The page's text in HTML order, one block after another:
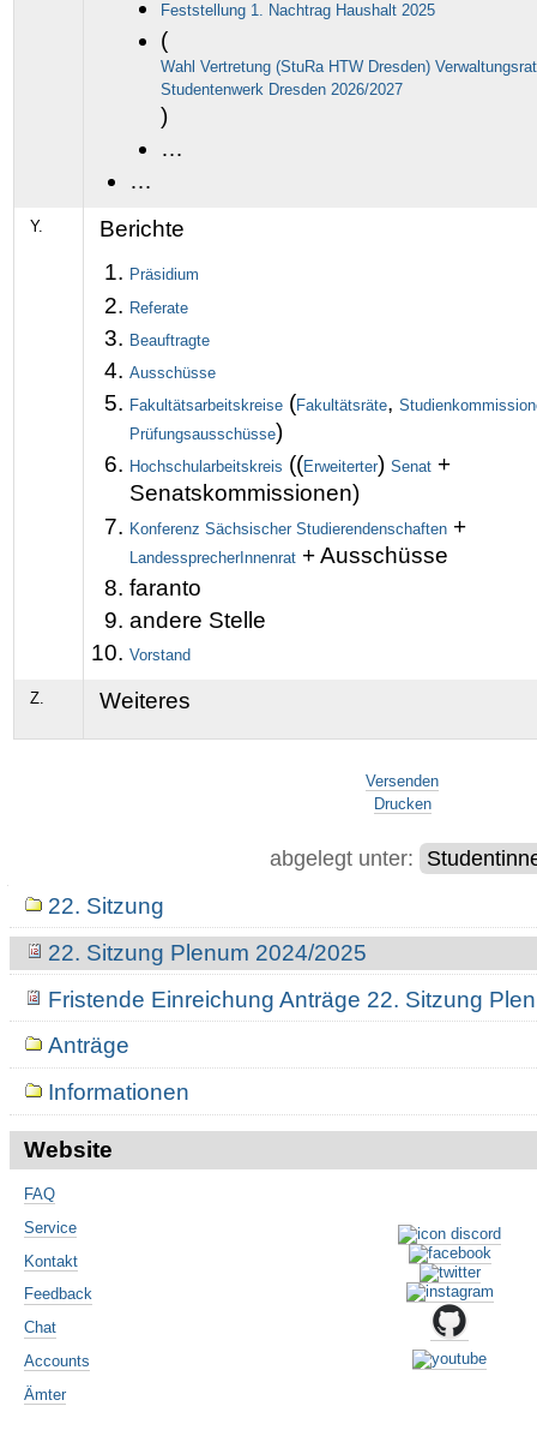
Feststellung 1. Nachtrag Haushalt 2025
(
Wahl Vertretung (StuRa HTW Dresden) Verwaltungsrat
Studentenwerk Dresden 2026/2027
)
…
…
Y. Berichte
Präsidium
Referate
Beauftragte
Ausschüsse
Fakultätsarbeitskreise (Fakultätsräte,
Prüfungsausschüsse)
Hochschularbeitskreis ((Erweiterter)Senat +
Senatskommissionen)
Konferenz Sächsischer Studierendenschaften +
LandessprecherInnenrat + Ausschüsse
faranto
andere Stelle
Vorstand
Z. Weiteres
Versenden
Drucken
abgelegt unter:
Navigation22. Sitzung
22. Sitzung Plenum 2024/2025
Fristende Einreichung Anträge 22. Sitzung
Anträge
Informationen
Website
FAQ
Service
Kontakt
Feedback
Chat
Accounts
Ämter